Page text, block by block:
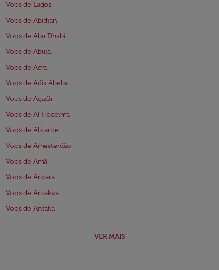
Voos de Lagos
Voos de Abidjan
Voos de Abu Dhabi
Voos de Abuja
Voos de Acra
Voos de Adis Abeba
Voos de Agadir
Voos de Al Hoceima
Voos de Alicante
Voos de Amesterdão
Voos de Amã
Voos de Ancara
Voos de Antakya
Voos de Antália
VER MAIS